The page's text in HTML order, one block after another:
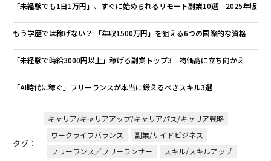
「未経験でも1日1万円」、すぐに始められるリモート副業10選 2025年版
もう学歴では稼げない？ 「年収1500万円」を狙える6つの国際的な資格
「未経験で時給3000円以上」稼げる副業トップ3 物価高に立ち向かえ
「AI時代に稼ぐ」フリーランスが本当に鍛えるべきスキル3選
タグ：
キャリア/キャリアアップ/キャリアパス/キャリア戦略
ワークライフバランス
副業/サイドビジネス
フリーランス／フリーランサー
スキル/スキルアップ